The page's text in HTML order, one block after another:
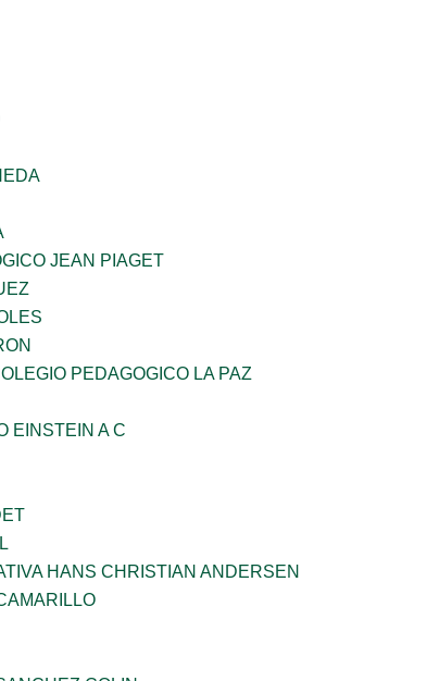
JEAN PIAGET
PEDAGOGICO LA PAZ
EINSTEIN A C
HANS CHRISTIAN ANDERSEN